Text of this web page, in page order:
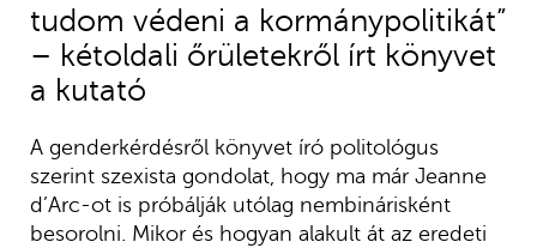
tudom védeni a kormánypolitikát”
– kétoldali őrületekről írt könyvet
a kutató
A genderkérdésről könyvet író politológus
szerint szexista gondolat, hogy ma már Jeanne
d’Arc-ot is próbálják utólag nembinárisként
besorolni. Mikor és hogyan alakult át az eredeti